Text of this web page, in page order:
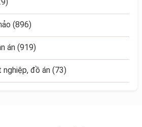
(896)
án (919)
nghiệp, đồ án (73)